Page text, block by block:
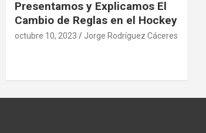
Presentamos y Explicamos El
Cambio de Reglas en el Hockey
octubre 10, 2023 Jorge Rodríguez Cáceres